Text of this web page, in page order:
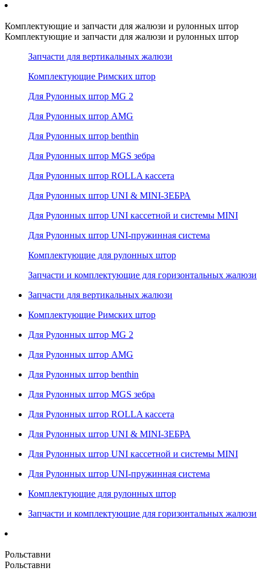
Комплектующие и запчасти для жалюзи и рулонных штор
Комплектующие и запчасти для жалюзи и рулонных штор
Запчасти для вертикальных жалюзи
Комплектующие Римских штор
Для Рулонных штор MG 2
Для Рулонных штор AMG
Для Рулонных штор benthin
Для Рулонных штор MGS зебра
Для Рулонных штор ROLLA кассета
Для Рулонных штор UNI & MINI-ЗЕБРА
Для Рулонных штор UNI кассетной и системы MINI
Для Рулонных штор UNI-пружинная система
Комплектующие для рулонных штор
Запчасти и комплектующие для горизонтальных жалюзи
Запчасти для вертикальных жалюзи
Комплектующие Римских штор
Для Рулонных штор MG 2
Для Рулонных штор AMG
Для Рулонных штор benthin
Для Рулонных штор MGS зебра
Для Рулонных штор ROLLA кассета
Для Рулонных штор UNI & MINI-ЗЕБРА
Для Рулонных штор UNI кассетной и системы MINI
Для Рулонных штор UNI-пружинная система
Комплектующие для рулонных штор
Запчасти и комплектующие для горизонтальных жалюзи
Рольставни
Рольставни